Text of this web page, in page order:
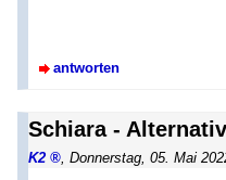
antworten
Schiara -
K2 , Donnerstag, 05. Mai